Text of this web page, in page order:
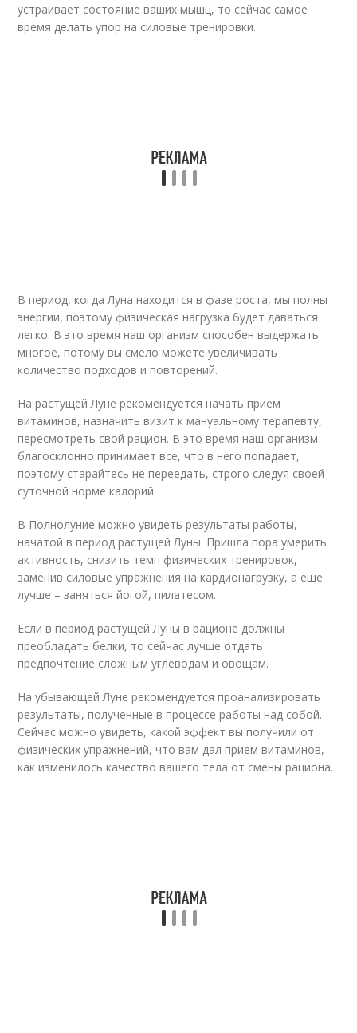
устраивает состояние ваших мышц, то сейчас самое
время делать упор на силовые тренировки.
В период, когда Луна находится в фазе роста, мы полны
энергии, поэтому физическая нагрузка будет даваться
легко. В это время наш организм способен выдержать
многое, потому вы смело можете увеличивать
количество подходов и повторений.
На растущей Луне рекомендуется начать прием
витаминов, назначить визит к мануальному терапевту,
пересмотреть свой рацион. В это время наш организм
благосклонно принимает все, что в него попадает,
поэтому старайтесь не переедать, строго следуя своей
суточной норме калорий.
В Полнолуние можно увидеть результаты работы,
начатой в период растущей Луны. Пришла пора умерить
активность, снизить темп физических тренировок,
заменив силовые упражнения на кардионагрузку, а еще
лучше – заняться йогой, пилатесом.
Если в период растущей Луны в рационе должны
преобладать белки, то сейчас лучше отдать
предпочтение сложным углеводам и овощам.
На убывающей Луне рекомендуется проанализировать
результаты, полученные в процессе работы над собой.
Сейчас можно увидеть, какой эффект вы получили от
физических упражнений, что вам дал прием витаминов,
как изменилось качество вашего тела от смены рациона.